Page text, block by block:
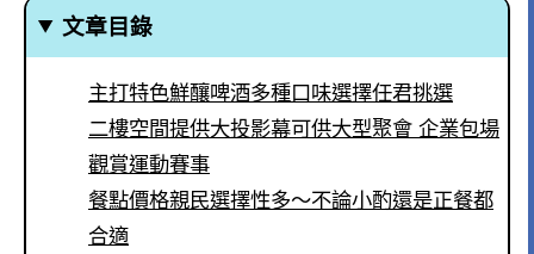
文章目錄
主打特色鮮釀啤酒多種口味選擇任君挑選
二樓空間提供大投影幕可供大型聚會 企業包場
觀賞運動賽事
餐點價格親民選擇性多～不論小酌還是正餐都
合適